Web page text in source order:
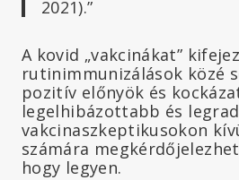
2021).”
A kovid „vakcinákat”
rutinimmunizálások közé
pozitív előnyök és
legelhibázottabb és
vakcinaszkeptikusokon
számára
hogy legyen.